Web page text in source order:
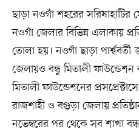
ছাড়া নওগাঁ শহরের সরিষাহাটির
নওগাঁ জেলার বিভিন্ন এলাকায়
তোলা হয়। নওগাঁ ছাড়া
জেলায়ও বন্ধু মিতালী ফাউন্ডেশন
মিতালী ফাউন্ডেশনের
রাজশাহী ও বগুড়া জেলায়
নভেম্বরের পর থেকে সব শাখা